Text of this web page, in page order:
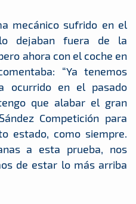
mecánico sufrido en el
dejaban fuera de la
ahora con el coche en
“Ya tenemos
ocurrido en el pasado
que alabar el gran
Competición para
estado, como siempre.
a esta prueba, nos
de estar lo más arriba